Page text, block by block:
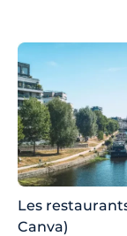
Les
Canva)